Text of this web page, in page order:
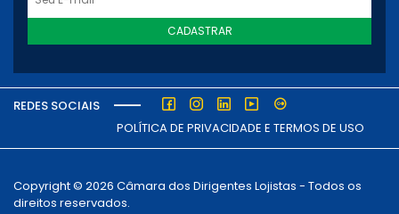
CADASTRAR
REDES SOCIAIS
POLÍTICA DE PRIVACIDADE E TERMOS DE USO
Copyright © 2026 Câmara dos Dirigentes Lojistas - Todos os
direitos reservados.